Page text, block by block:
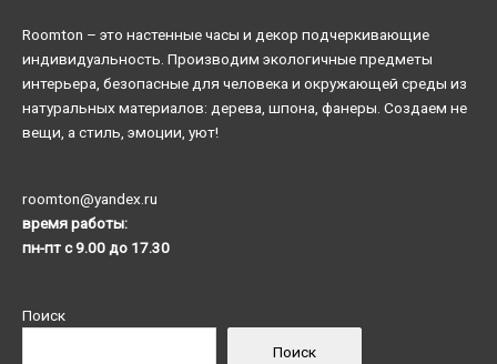
Roomton – это настенные часы и декор подчеркивающие
индивидуальность. Производим экологичные предметы
интерьера, безопасные для человека и окружающей среды из
натуральных материалов: дерева, шпона, фанеры. Создаем не
вещи, а стиль, эмоции, уют!
roomton@yandex.ru
время работы:
пн-пт с 9.00 до 17.30
Поиск
Поиск